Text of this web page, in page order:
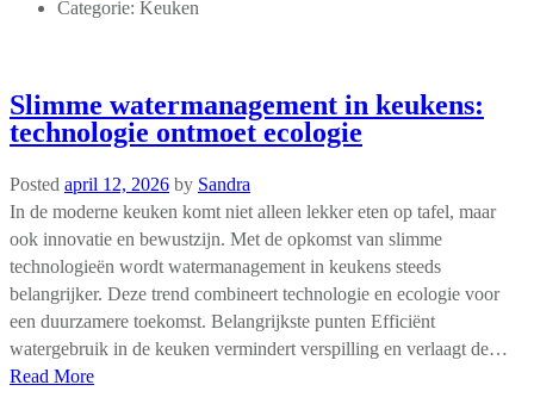
Categorie: Keuken
Slimme watermanagement in keukens:
technologie ontmoet ecologie
Posted april 12, 2026 by Sandra
In de moderne keuken komt niet alleen lekker eten op tafel, maar
ook innovatie en bewustzijn. Met de opkomst van slimme
technologieën wordt watermanagement in keukens steeds
belangrijker. Deze trend combineert technologie en ecologie voor
een duurzamere toekomst. Belangrijkste punten Efficiënt
watergebruik in de keuken vermindert verspilling en verlaagt de…
Read More